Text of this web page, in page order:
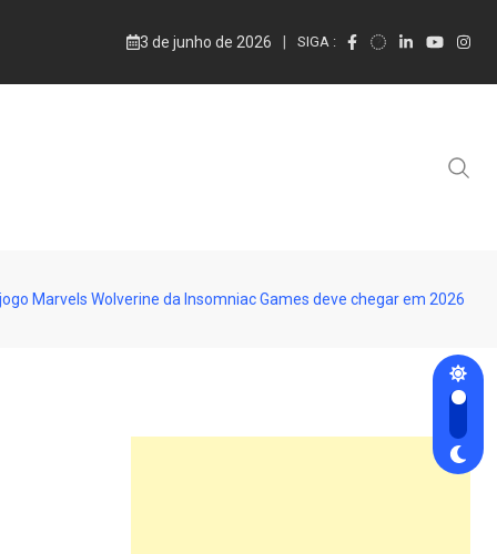
3 de junho de 2026 SIGA :
Marvels Wolverine da Insomniac Games deve chegar em 2026